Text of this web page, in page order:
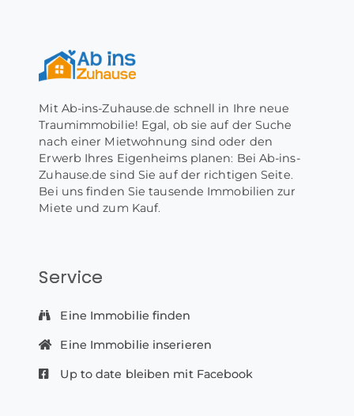
Mit Ab-ins-Zuhause.de schnell in Ihre neue
Traumimmobilie! Egal, ob sie auf der Suche
nach einer Mietwohnung sind oder den
Erwerb Ihres Eigenheims planen: Bei Ab-ins-
Zuhause.de sind Sie auf der richtigen Seite.
Bei uns finden Sie tausende Immobilien zur
Miete und zum Kauf.
Service
Eine Immobilie finden
Eine Immobilie inserieren
Up to date bleiben mit Facebook